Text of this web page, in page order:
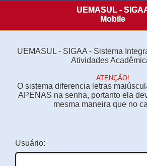
UEMASUL -
Mobile
UEMASUL - SIGAA - Sistema
Atividades
ATENÇÃO!
O sistema diferencia letras
APENAS na senha, portanto ela
mesma maneira que no
Usuário: